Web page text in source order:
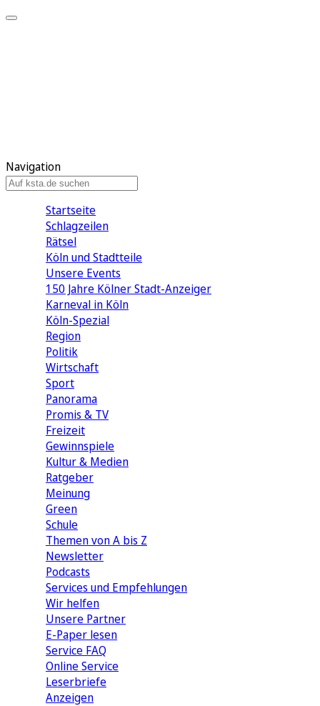
Navigation
Startseite
Schlagzeilen
Rätsel
Köln und Stadtteile
Unsere Events
150 Jahre Kölner Stadt-Anzeiger
Karneval in Köln
Köln-Spezial
Region
Politik
Wirtschaft
Sport
Panorama
Promis & TV
Freizeit
Gewinnspiele
Kultur & Medien
Ratgeber
Meinung
Green
Schule
Themen von A bis Z
Newsletter
Podcasts
Services und Empfehlungen
Wir helfen
Unsere Partner
E-Paper lesen
Service FAQ
Online Service
Leserbriefe
Anzeigen